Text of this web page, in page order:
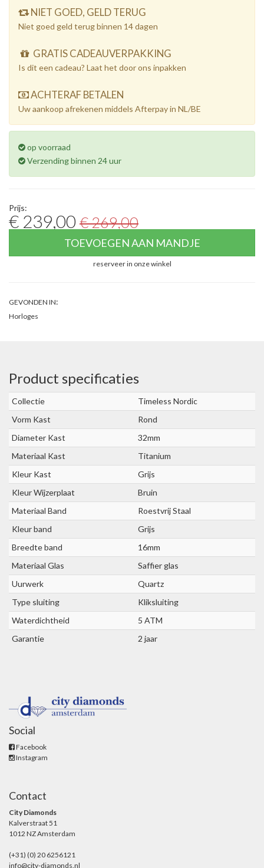
NIET GOED, GELD TERUG
Niet goed geld terug binnen 14 dagen
GRATIS CADEAUVERPAKKING
Is dit een cadeau? Laat het door ons inpakken
ACHTERAF BETALEN
Uw aankoop afrekenen middels Afterpay in NL/BE
op voorraad
Verzending binnen 24 uur
Prijs:
€ 239,00 € 269,00
TOEVOEGEN AAN MANDJE
reserveer in onze winkel
GEVONDEN IN:
Horloges
Product specificaties
Collectie
Timeless Nordic
Vorm Kast
Rond
Diameter Kast
32mm
Materiaal Kast
Titanium
Kleur Kast
Grijs
Kleur Wijzerplaat
Bruin
Materiaal Band
Roestvrij Staal
Kleur band
Grijs
Breedte band
16mm
Materiaal Glas
Saffier glas
Uurwerk
Quartz
Type sluiting
Kliksluiting
Waterdichtheid
5 ATM
Garantie
2 jaar
Social
Facebook
Instagram
Contact
City Diamonds
Kalverstraat 51
1012 NZ Amsterdam
(+31) (0) 20 6256121
info@city-diamonds.nl